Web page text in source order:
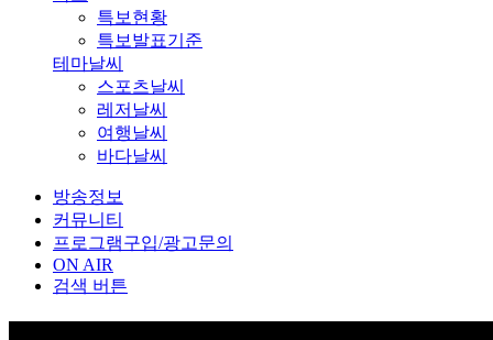
특보현황
특보발표기준
테마날씨
스포츠날씨
레저날씨
여행날씨
바다날씨
방송정보
커뮤니티
프로그램구입/광고문의
ON AIR
검색 버튼